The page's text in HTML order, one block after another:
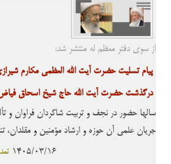
از سوی دفتر معظم له منتشر شد:
پیام تسلیت حضرت آیت الله العظمی مکارم
درگذشت حضرت آیت الله حاج شیخ اسحاق
سالها حضور در نجف و تربیت شاگردان فراوان و
جریان علمی آن حوزه و ارشاد مؤمنین و مقلدان،
1405/03/16